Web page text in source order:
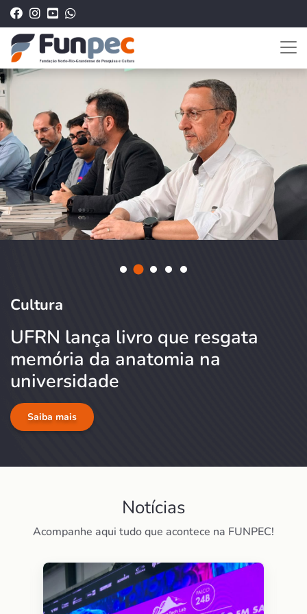
Cultura
UFRN lança livro que resgata
memória da anatomia na
universidade
Saiba mais
Notícias
Acompanhe aqui tudo que acontece na FUNPEC!